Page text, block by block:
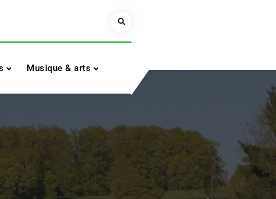
Search
Musique & arts